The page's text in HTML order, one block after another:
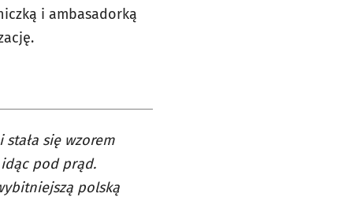
i ambasadorką
się wzorem
idąc pod prąd.
polską